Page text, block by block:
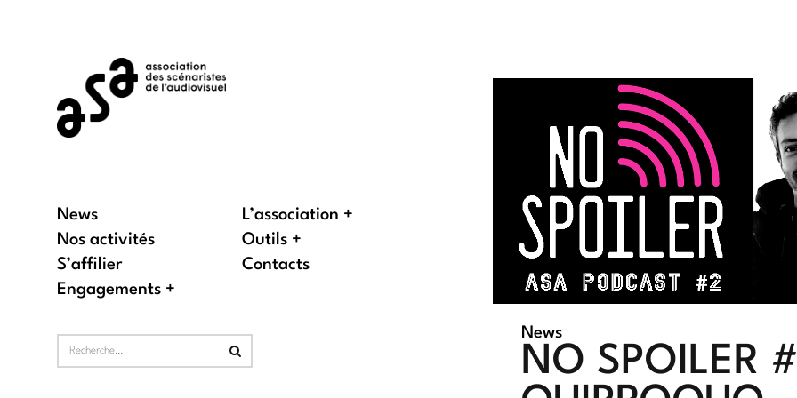
News
L’association
Nos activités
Outils
S’affilier
Contacts
Engagements
News
NO SPOILER